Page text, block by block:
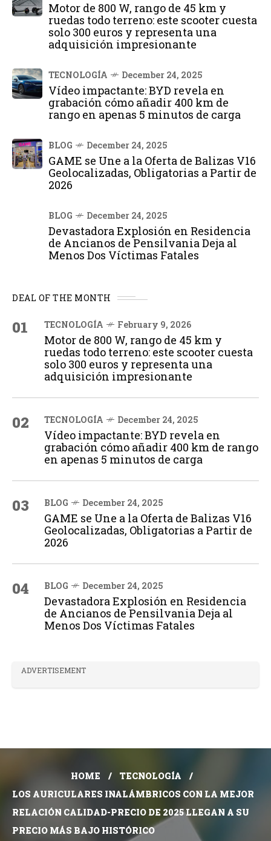
Motor de 800 W, rango de 45 km y
ruedas todo terreno: este scooter cuesta
solo 300 euros y representa una
adquisición impresionante
TECNOLOGÍA December 24, 2025
Vídeo impactante: BYD revela en
grabación cómo añadir 400 km de
rango en apenas 5 minutos de carga
BLOG December 24, 2025
GAME se Une a la Oferta de Balizas V16
Geolocalizadas, Obligatorias a Partir de
2026
BLOG December 24, 2025
Devastadora Explosión en Residencia
de Ancianos de Pensilvania Deja al
Menos Dos Víctimas Fatales
DEAL OF THE MONTH
01 TECNOLOGÍA February 9, 2026
Motor de 800 W, rango de 45 km y
ruedas todo terreno: este scooter cuesta
solo 300 euros y representa una
adquisición impresionante
02 TECNOLOGÍA December 24, 2025
Vídeo impactante: BYD revela en
grabación cómo añadir 400 km de rango
en apenas 5 minutos de carga
03 BLOG December 24, 2025
GAME se Une a la Oferta de Balizas V16
Geolocalizadas, Obligatorias a Partir de
2026
04 BLOG December 24, 2025
Devastadora Explosión en Residencia
de Ancianos de Pensilvania Deja al
Menos Dos Víctimas Fatales
ADVERTISEMENT
HOME
TECNOLOGÍA
LOS AURICULARES INALÁMBRICOS CON LA MEJOR
RELACIÓN CALIDAD-PRECIO DE 2025 LLEGAN A SU
PRECIO MÁS BAJO HISTÓRICO